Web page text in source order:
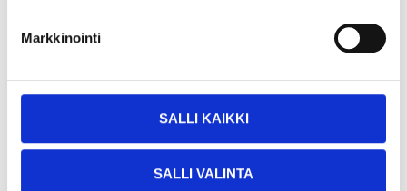
Markkinointi
SALLI KAIKKI
SALLI VALINTA
Osta & Nouda
LUE LISÄÄ